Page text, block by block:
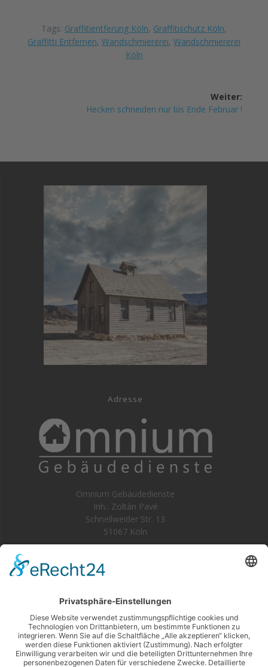
Tags: Graffitientferung Köln, Graffitischutz Köln,
Graffitti Entfernen, Wandschmiererei, Wandschmiererei
Köln
Navigation
Weiter:
Nächster
Hecken schneiden nur bis Ende Februar !
Adresse
Omnium Gebäudedienste
Inh.: Zoltán Pavé
Schnellweider Str. 13
51067 Köln
Telefon: 0221-56 034 53-0
E-Mail:info@omnium.koeln
Rechtliches